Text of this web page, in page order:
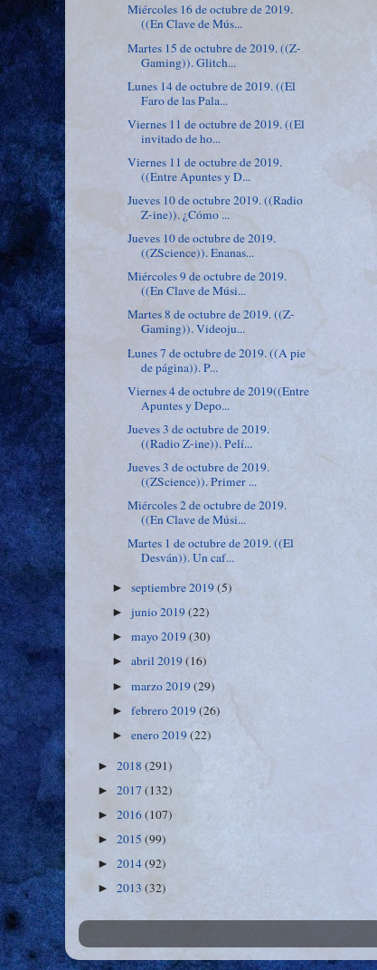
Miércoles 16 de octubre de 2019.
((En Clave de Mús...
Martes 15 de octubre de 2019. ((Z-
Gaming)). Glitch...
Lunes 14 de octubre de 2019. ((El
Faro de las Pala...
Viernes 11 de octubre de 2019. ((El
invitado de ho...
Viernes 11 de octubre de 2019.
((Entre Apuntes y D...
Jueves 10 de octubre 2019. ((Radio
Z-ine)). ¿Cómo ...
Jueves 10 de octubre de 2019.
((ZScience)). Enanas...
Miércoles 9 de octubre de 2019.
((En Clave de Músi...
Martes 8 de octubre de 2019. ((Z-
Gaming)). Videoju...
Lunes 7 de octubre de 2019. ((A pie
de página)). P...
Viernes 4 de octubre de 2019((Entre
Apuntes y Depo...
Jueves 3 de octubre de 2019.
((Radio Z-ine)). Pelí...
Jueves 3 de octubre de 2019.
((ZScience)). Primer ...
Miércoles 2 de octubre de 2019.
((En Clave de Músi...
Martes 1 de octubre de 2019. ((El
Desván)). Un caf...
►septiembre 2019(5)
►junio 2019(22)
►mayo 2019(30)
►abril 2019(16)
►marzo 2019(29)
►febrero 2019(26)
►enero 2019(22)
► 2018 (291)
► 2017 (132)
► 2016(107)
► 2015 (99)
► 2014(92)
► 2013 (32)